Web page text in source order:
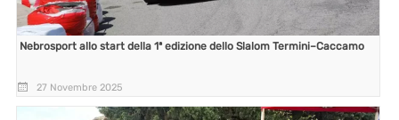
Nebrosport allo start della 1ª edizione dello Slalom Termini–Caccamo
27 Novembre 2025